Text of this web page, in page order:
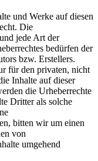
und Werke auf diesen
Die
jede Art der
bedürfen der
bzw. Erstellers.
für den privaten, nicht
Inhalte auf dieser
die Urheberrechte
Dritter als solche
bitten wir um einen
von
umgehend